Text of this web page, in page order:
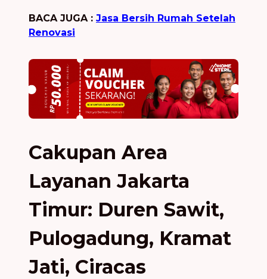
BACA JUGA : Jasa Bersih Rumah Setelah
Renovasi
Cakupan Area
Layanan Jakarta
Timur: Duren Sawit,
Pulogadung, Kramat
Jati, Ciracas